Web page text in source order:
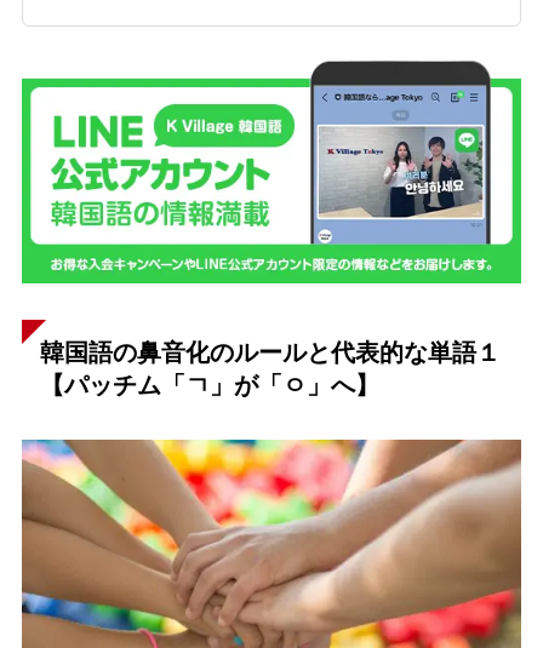
韓国語の鼻音化のルールと代表的な単語１
【パッチム「ㄱ」が「ㅇ」へ】